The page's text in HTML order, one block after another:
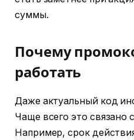
суммы.
Почему
работать
Даже актуальный код
Чаще всего это связано
Например, срок